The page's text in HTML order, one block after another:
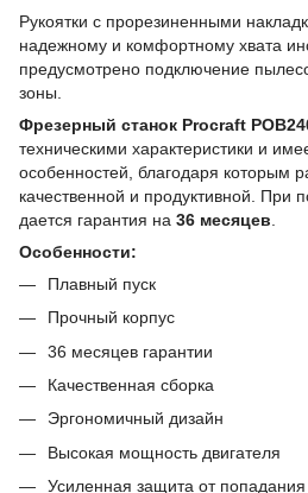
Рукоятки с прорезиненными
надежному и комфортному хвата
предусмотрено подключение
зоны.
Фрезерный станок Procraft
техническими характеристики и
особенностей, благодаря которым
качественной и продуктивной. При
дается гарантия на 36 месяцев
Особенности:
Плавный пуск
Прочный корпус
36 месяцев гарантии
Качественная сборка
Эргономичный дизайн
Высокая мощность двигателя
Усиленная защита от